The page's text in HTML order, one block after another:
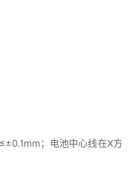
；电池中心线在X方